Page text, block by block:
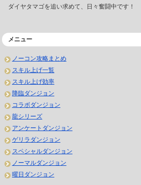
ダイヤタマゴを追い求めて、日々奮闘中です！
メニュー
ノーコン攻略まとめ
スキル上げ一覧
スキル上げ効率
降臨ダンジョン
コラボダンジョン
龍シリーズ
アンケートダンジョン
ゲリラダンジョン
スペシャルダンジョン
ノーマルダンジョン
曜日ダンジョン